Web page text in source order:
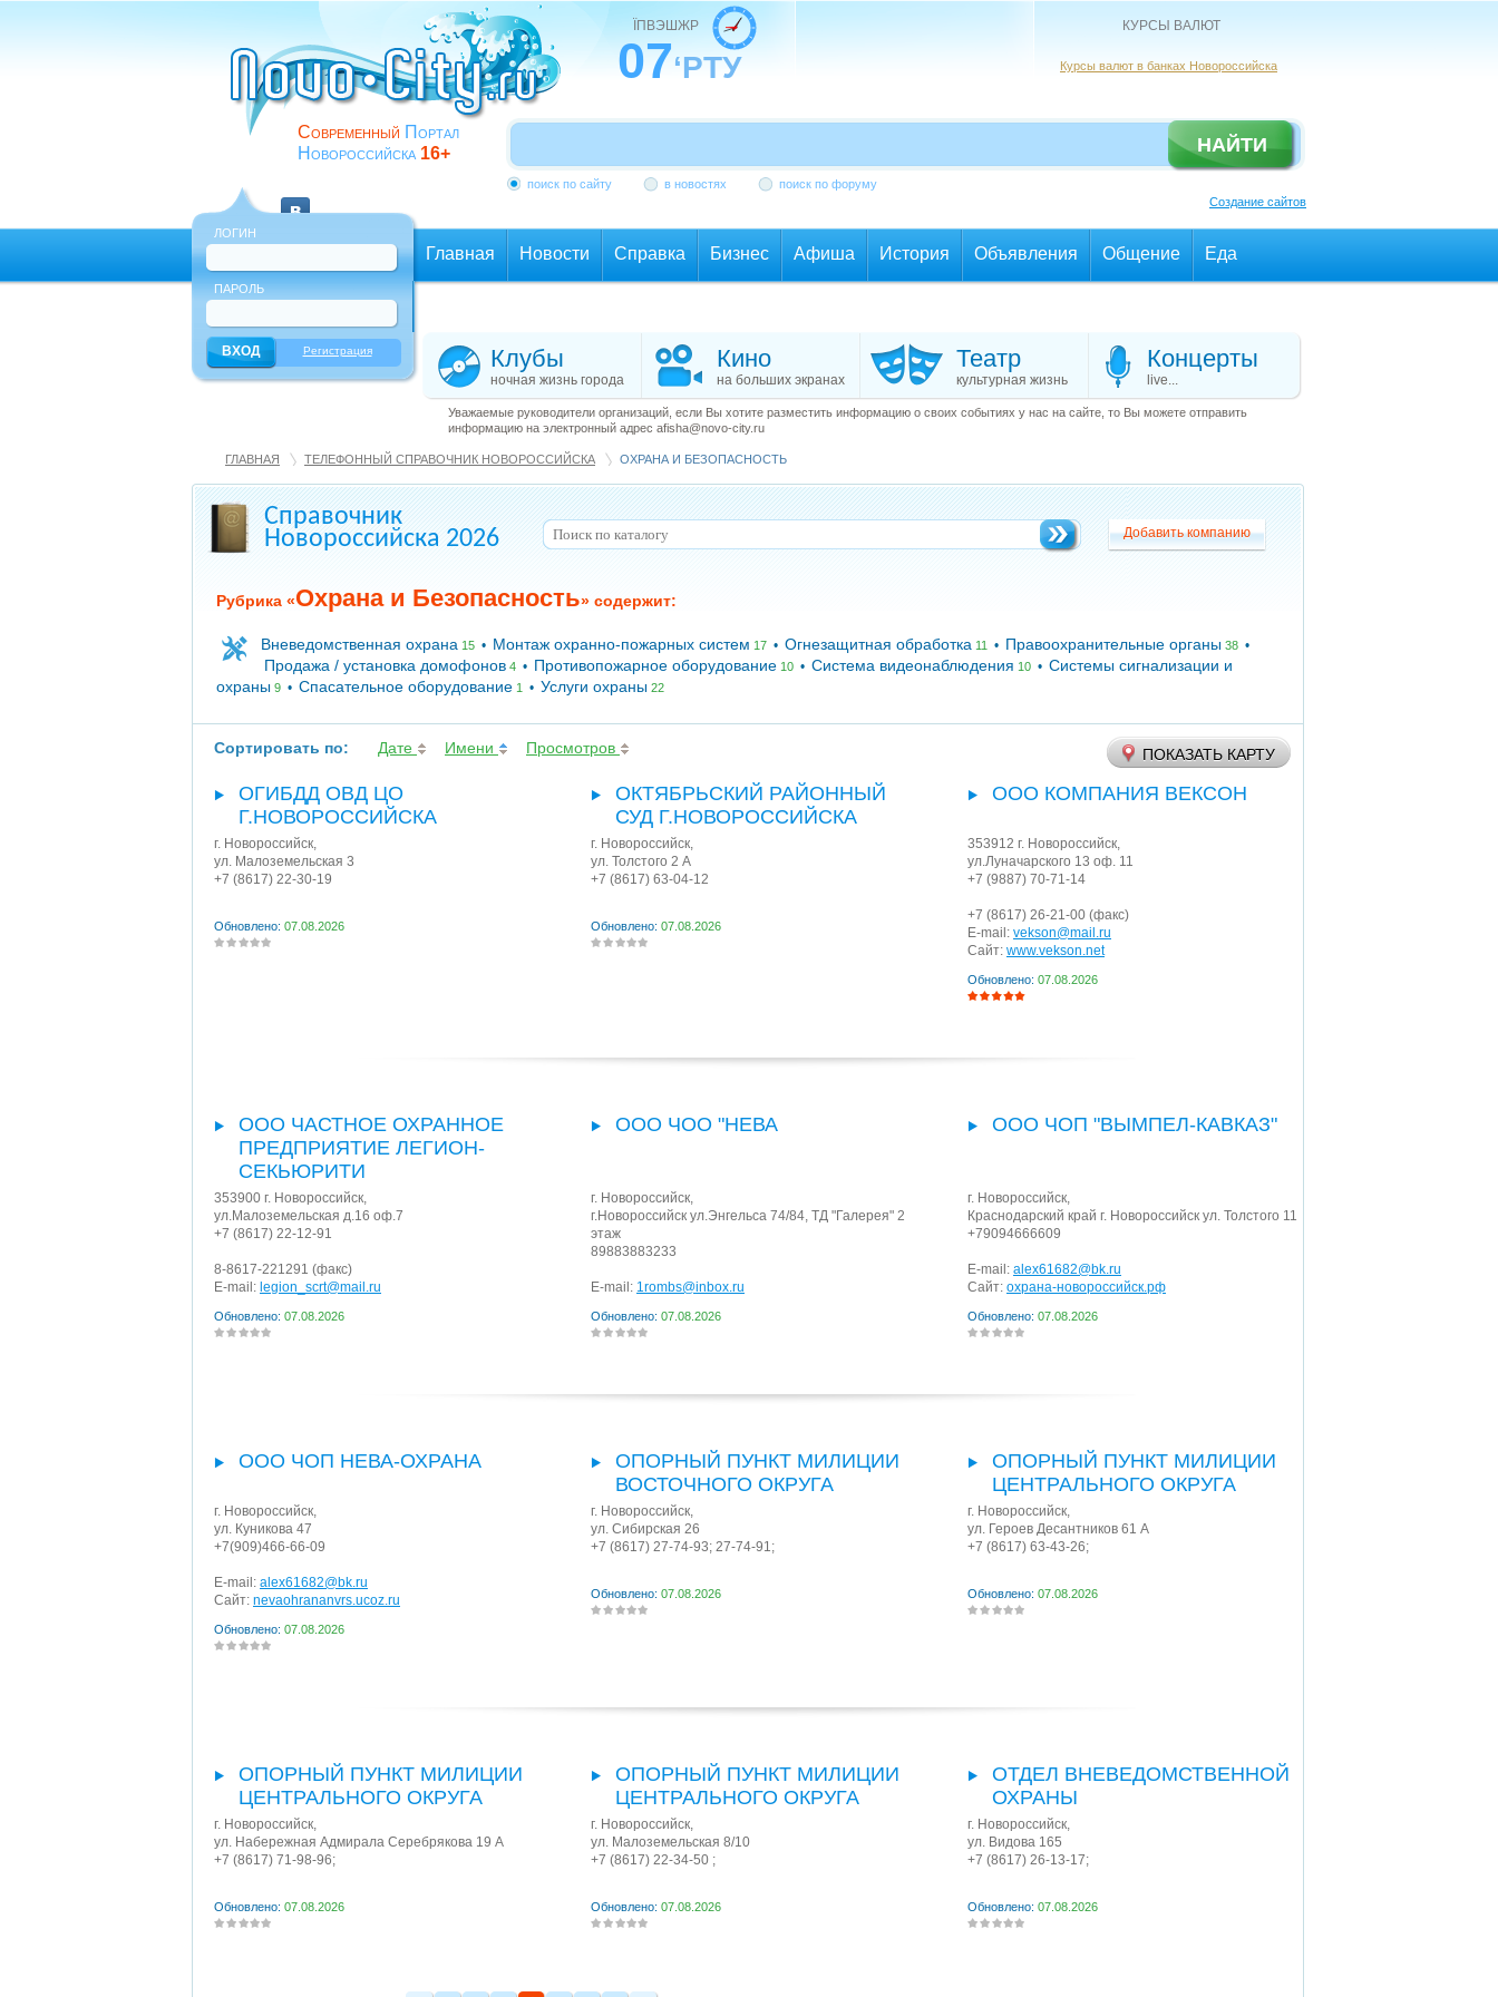
Современный Портал
Новороссийска 16+
ЇПВЭШЖР
07‘РТУ
КУРСЫ ВАЛЮТ
Курсы валют в банках Новороссийска
поиск по сайту в новостях
поиск по форуму
Создание сайтов
ЛОГИН
ПАРОЛЬ
Регистрация
Главная Новости Справка Бизнес Афиша История Объявления Общение Еда
Клубы
ночная жизнь города
Кино
на больших экранах
Театр
культурная жизнь
Концерты
live...
Уважаемые руководители организаций, если Вы хотите разместить информацию о своих событиях у нас на сайте, то Вы можете отправить
информацию на электронный адрес afisha@novo-city.ru
ГЛАВНАЯ ТЕЛЕФОННЫЙ СПРАВОЧНИК НОВОРОССИЙСКА ОХРАНА И БЕЗОПАСНОСТЬ
Справочник
Новороссийска 2026
Добавить компанию
Добавить компанию
Рубрика «Охрана и Безопасность» содержит:
Вневедомственная охрана 15 • Монтаж охранно-пожарных систем 17 • Огнезащитная обработка 11 • Правоохранительные органы 38 •
Продажа / установка домофонов 4 • Противопожарное оборудование 10 • Система видеонаблюдения 10 • Системы сигнализации и
охраны 9 • Спасательное оборудование 1 • Услуги охраны 22
Сортировать по: Дате Имени Просмотров ПОКАЗАТЬ КАРТУ
ОГИБДД ОВД ЦО
Г.НОВОРОССИЙСКА
г. Новороссийск,
ул. Малоземельская 3
+7 (8617) 22-30-19
Обновлено: 07.08.2026
ОКТЯБРЬСКИЙ РАЙОННЫЙ
СУД Г.НОВОРОССИЙСКА
г. Новороссийск,
ул. Толстого 2 А
+7 (8617) 63-04-12
Обновлено: 07.08.2026
ООО КОМПАНИЯ ВЕКСОН
353912 г. Новороссийск,
ул.Луначарского 13 оф. 11
+7 (9887) 70-71-14
+7 (8617) 26-21-00 (факс)
E-mail: vekson@mail.ru
Сайт: www.vekson.net
Обновлено: 07.08.2026
ООО ЧАСТНОЕ ОХРАННОЕ
ПРЕДПРИЯТИЕ ЛЕГИОН-
СЕКЬЮРИТИ
353900 г. Новороссийск,
ул.Малоземельская д.16 оф.7
+7 (8617) 22-12-91
8-8617-221291 (факс)
E-mail: legion_scrt@mail.ru
Обновлено: 07.08.2026
ООО ЧОО "НЕВА
г. Новороссийск,
г.Новороссийск ул.Энгельса 74/84, ТД "Галерея" 2
этаж
89883883233
E-mail: 1rombs@inbox.ru
Обновлено: 07.08.2026
ООО ЧОП "ВЫМПЕЛ-КАВКАЗ"
г. Новороссийск,
Краснодарский край г. Новороссийск ул. Толстого 11
+79094666609
E-mail: alex61682@bk.ru
Сайт: охрана-новороссийск.рф
Обновлено: 07.08.2026
ООО ЧОП НЕВА-ОХРАНА
г. Новороссийск,
ул. Куникова 47
+7(909)466-66-09
E-mail: alex61682@bk.ru
Сайт: nevaohrananvrs.ucoz.ru
Обновлено: 07.08.2026
ОПОРНЫЙ ПУНКТ МИЛИЦИИ
ВОСТОЧНОГО ОКРУГА
г. Новороссийск,
ул. Сибирская 26
+7 (8617) 27-74-93; 27-74-91;
Обновлено: 07.08.2026
ОПОРНЫЙ ПУНКТ МИЛИЦИИ
ЦЕНТРАЛЬНОГО ОКРУГА
г. Новороссийск,
ул. Героев Десантников 61 А
+7 (8617) 63-43-26;
Обновлено: 07.08.2026
ОПОРНЫЙ ПУНКТ МИЛИЦИИ
ЦЕНТРАЛЬНОГО ОКРУГА
г. Новороссийск,
ул. Набережная Адмирала Серебрякова 19 А
+7 (8617) 71-98-96;
Обновлено: 07.08.2026
ОПОРНЫЙ ПУНКТ МИЛИЦИИ
ЦЕНТРАЛЬНОГО ОКРУГА
г. Новороссийск,
ул. Малоземельская 8/10
+7 (8617) 22-34-50 ;
Обновлено: 07.08.2026
ОТДЕЛ ВНЕВЕДОМСТВЕННОЙ
ОХРАНЫ
г. Новороссийск,
ул. Видова 165
+7 (8617) 26-13-17;
Обновлено: 07.08.2026